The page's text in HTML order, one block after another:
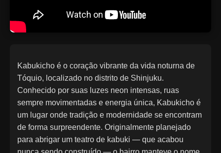
Kabukicho é o coração vibrante da vida noturna de
Tóquio, localizado no distrito de Shinjuku.
Conhecido por suas luzes neon intensas, ruas
sempre movimentadas e energia única, Kabukicho é
um lugar onde tradição e modernidade se encontram
de forma surpreendente. Originalmente planejado
para abrigar um teatro de kabuki — que acabou